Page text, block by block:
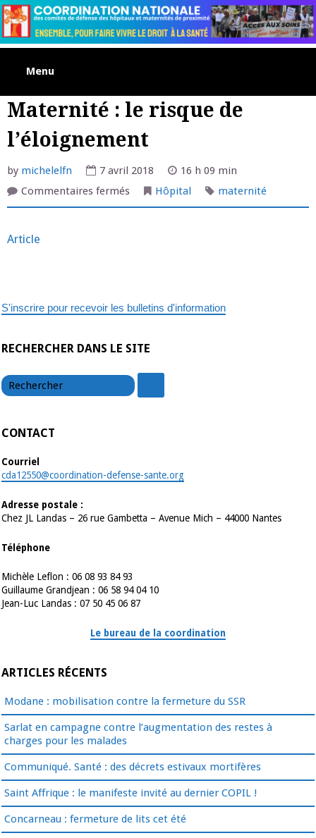
Skip
to
content
Menu
Maternité : le risque de
l’éloignement
by michelelfn 7 avril 2018
16 h 09 min
Commentaires ferméssur
Maternité
:
Hôpital maternité
Article
S'inscrire pour recevoir les bulletins d'information
RECHERCHER DANS LE SITE
CONTACT
Courriel
cda12550@coordination-defense-sante.org
Adresse postale :
Chez JL Landas – 26 rue Gambetta – Avenue Mich – 44000 Nantes
Téléphone
Michèle Leflon : 06 08 93 84 93
Guillaume Grandjean : 06 58 94 04 10
Jean-Luc Landas : 07 50 45 06 87
Le bureau de la coordination
ARTICLES RÉCENTS
Modane : mobilisation contre la fermeture du SSR
Sarlat en campagne contre l’augmentation des restes à
charges pour les malades
Communiqué. Santé : des décrets estivaux mortifères
Saint Affrique : le manifeste invité au dernier COPIL !
Concarneau : fermeture de lits cet été